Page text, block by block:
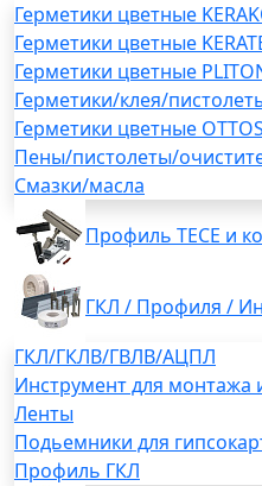
Герметики цветные
Герметики цветные
Герметики цветные
Герметики/клея/
Герметики цветные
Пены/пистолеты/
Смазки/масла
Профиль TECE и
ГКЛ / Профиля /
ГКЛ/ГКЛВ/ГВЛВ/АЦПЛ
Инструмент для монтажа
Ленты
Подьемники для
Профиль ГКЛ